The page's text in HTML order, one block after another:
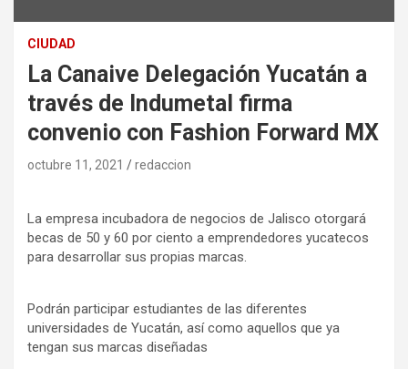
CIUDAD
La Canaive Delegación Yucatán a
través de Indumetal firma
convenio con Fashion Forward MX
octubre 11, 2021 redaccion
La empresa incubadora de negocios de Jalisco otorgará
becas de 50 y 60 por ciento a emprendedores yucatecos
para desarrollar sus propias marcas.
Podrán participar estudiantes de las diferentes
universidades de Yucatán, así como aquellos que ya
tengan sus marcas diseñadas